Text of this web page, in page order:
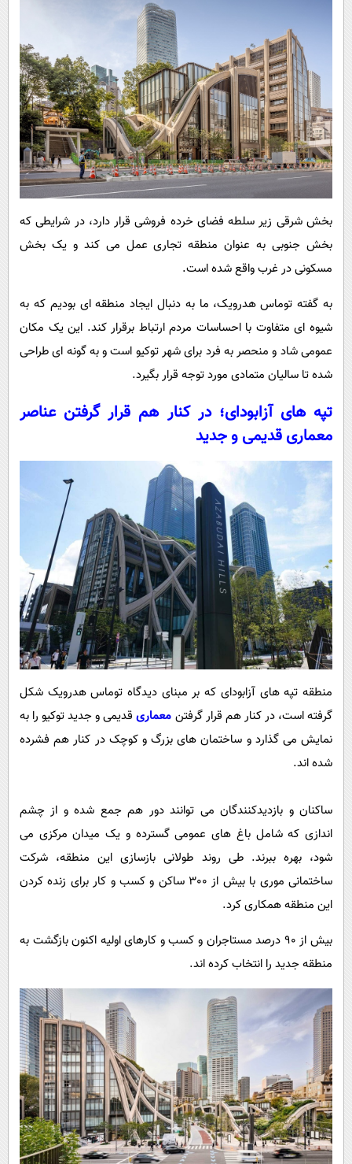
بخش شرقی زیر سلطه فضای خرده فروشی قرار دارد، در شرایطی که
بخش جنوبی به عنوان منطقه تجاری عمل می کند و یک بخش
مسکونی در غرب واقع شده است.
به گفته توماس هدرویک، ما به دنبال ایجاد منطقه ای بودیم که به
شیوه ای متفاوت با احساسات مردم ارتباط برقرار کند. این یک مکان
عمومی شاد و منحصر به فرد برای شهر توکیو است و به گونه ای طراحی
شده تا سالیان متمادی مورد توجه قرار بگیرد.
تپه های آزابودای؛ در کنار هم قرار گرفتن عناصر
معماری قدیمی و جدید
منطقه تپه های آزابودای که بر مبنای دیدگاه توماس هدرویک شکل
گرفته است، در کنار هم قرار گرفتن معماریقدیمی و جدید توکیو را به
نمایش می گذارد و ساختمان های بزرگ و کوچک در کنار هم فشرده
شده اند.
ساکنان و بازدیدکنندگان می توانند دور هم جمع شده و از چشم
اندازی که شامل باغ های عمومی گسترده و یک میدان مرکزی می
شود، بهره ببرند. طی روند طولانی بازسازی این منطقه، شرکت
ساختمانی موری با بیش از 300 ساکن و کسب و کار برای زنده کردن
این منطقه همکاری کرد.
بیش از 90 درصد مستاجران و کسب و کارهای اولیه اکنون بازگشت به
منطقه جدید را انتخاب کرده اند.